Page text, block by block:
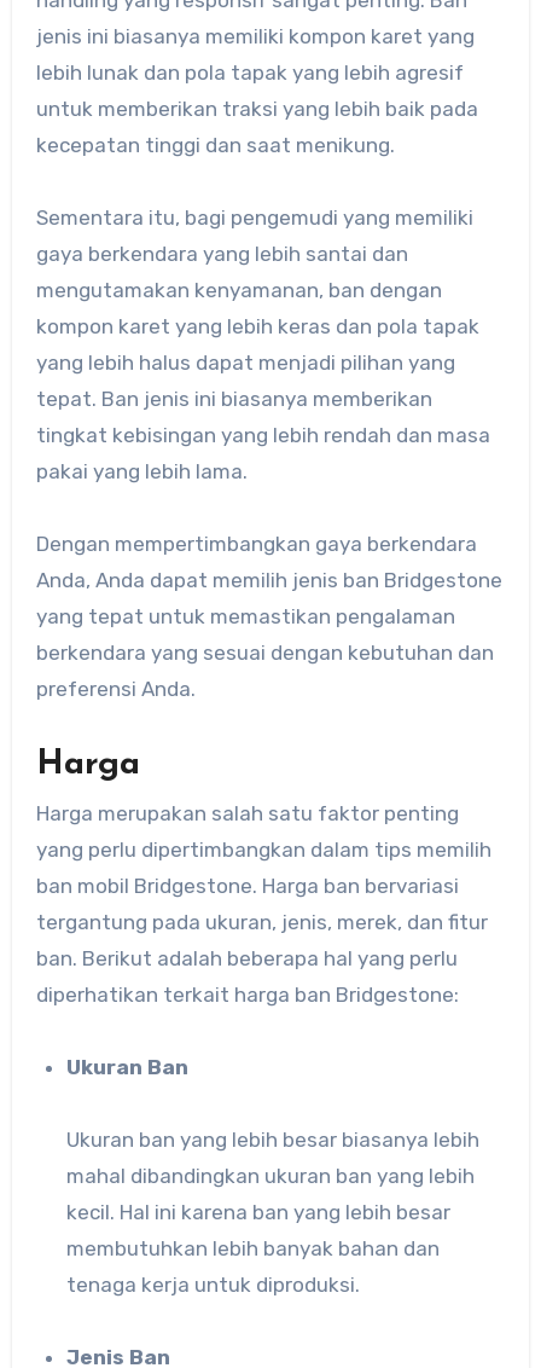
jenis ini biasanya memiliki kompon karet yang
lebih lunak dan pola tapak yang lebih agresif
untuk memberikan traksi yang lebih baik pada
kecepatan tinggi dan saat menikung.
Sementara itu, bagi pengemudi yang memiliki
gaya berkendara yang lebih santai dan
mengutamakan kenyamanan, ban dengan
kompon karet yang lebih keras dan pola tapak
yang lebih halus dapat menjadi pilihan yang
tepat. Ban jenis ini biasanya memberikan
tingkat kebisingan yang lebih rendah dan masa
pakai yang lebih lama.
Dengan mempertimbangkan gaya berkendara
Anda, Anda dapat memilih jenis ban Bridgestone
yang tepat untuk memastikan pengalaman
berkendara yang sesuai dengan kebutuhan dan
preferensi Anda.
Harga
Harga merupakan salah satu faktor penting
yang perlu dipertimbangkan dalam tips memilih
ban mobil Bridgestone. Harga ban bervariasi
tergantung pada ukuran, jenis, merek, dan fitur
ban. Berikut adalah beberapa hal yang perlu
diperhatikan terkait harga ban Bridgestone:
Ukuran Ban
Ukuran ban yang lebih besar biasanya lebih
mahal dibandingkan ukuran ban yang lebih
kecil. Hal ini karena ban yang lebih besar
membutuhkan lebih banyak bahan dan
tenaga kerja untuk diproduksi.
Jenis Ban